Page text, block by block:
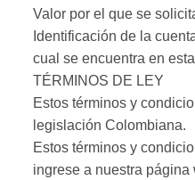
Valor por el que se
Identificación de la
cual se encuentra en
TÉRMINOS DE LEY
Estos términos y
legislación Colombiana.
Estos términos y
ingrese a nuestra